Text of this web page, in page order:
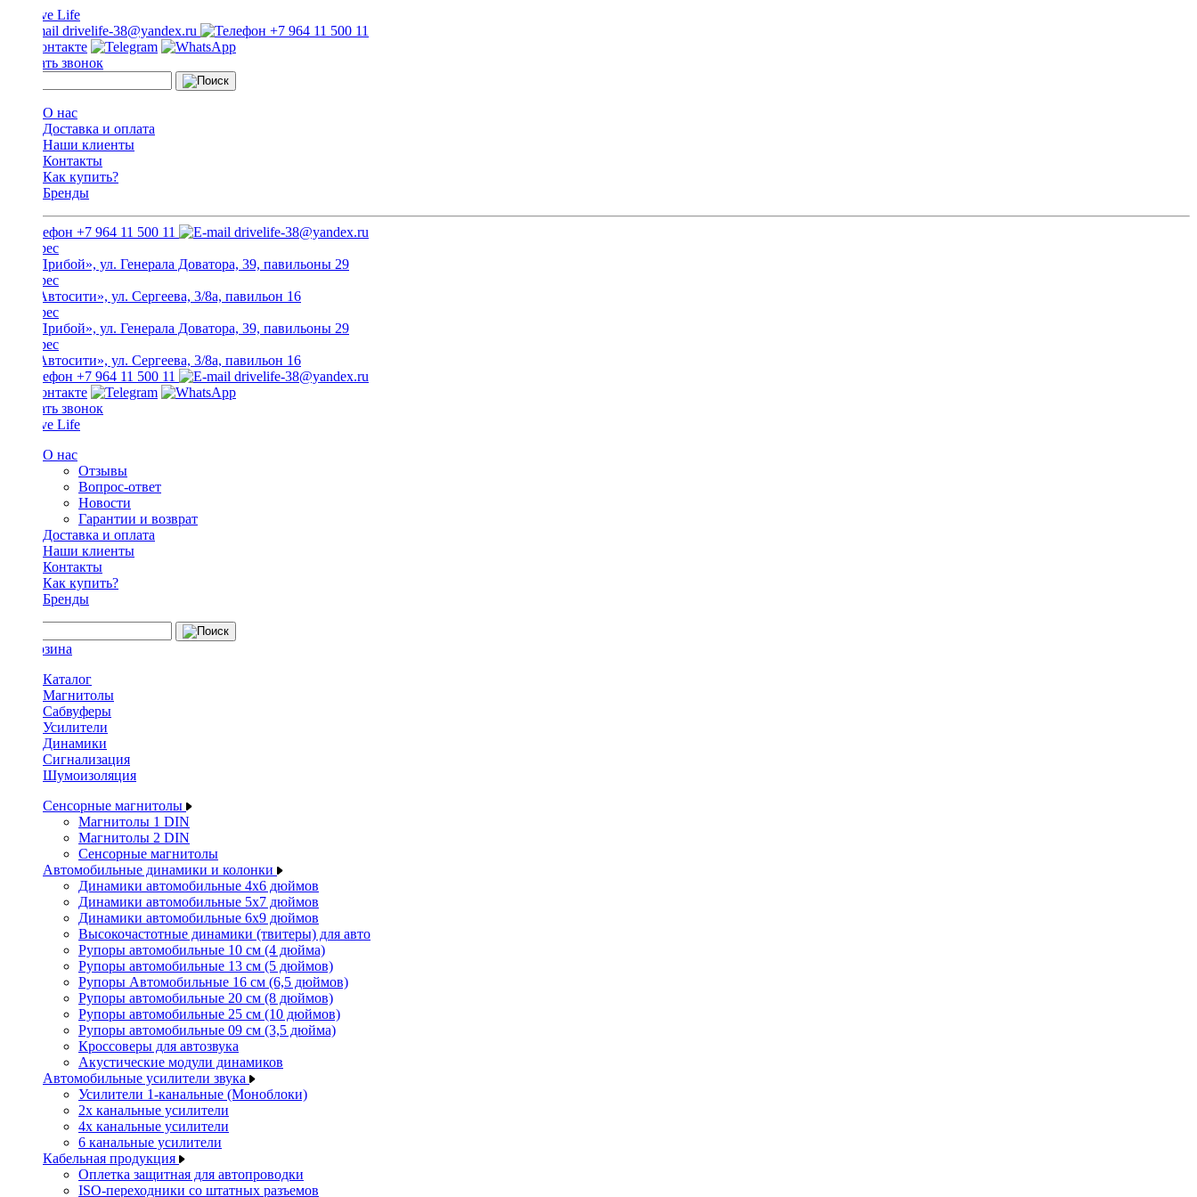
drivelife-38@yandex.ru +7 964 11 500 11
Заказать звонок
О нас
Доставка и оплата
Наши клиенты
Контакты
Как купить?
Бренды
+7 964 11 500 11 drivelife-38@yandex.ru
ТЦ «Прибой», ул. Генерала Доватора, 39, павильоны 29
ТЦ «Автосити», ул. Сергеева, 3/8а, павильон 16
ТЦ «Прибой», ул. Генерала Доватора, 39, павильоны 29
ТЦ «Автосити», ул. Сергеева, 3/8а, павильон 16
+7 964 11 500 11
drivelife-38@yandex.ru
Заказать звонок
О нас
Отзывы
Вопрос-ответ
Новости
Гарантии и возврат
Доставка и оплата
Наши клиенты
Контакты
Как купить?
Бренды
Каталог
Магнитолы
Сабвуферы
Усилители
Динамики
Сигнализация
Шумоизоляция
Сенсорные магнитолы
Магнитолы 1 DIN
Магнитолы 2 DIN
Сенсорные магнитолы
Автомобильные динамики и колонки
Динамики автомобильные 4x6 дюймов
Динамики автомобильные 5x7 дюймов
Динамики автомобильные 6x9 дюймов
Высокочастотные динамики (твитеры) для авто
Рупоры автомобильные 10 см (4 дюйма)
Рупоры автомобильные 13 см (5 дюймов)
Рупоры Автомобильные 16 см (6,5 дюймов)
Рупоры автомобильные 20 см (8 дюймов)
Рупоры автомобильные 25 см (10 дюймов)
Рупоры автомобильные 09 см (3,5 дюйма)
Кроссоверы для автозвука
Акустические модули динамиков
Автомобильные усилители звука
Усилители 1-канальные (Моноблоки)
2х канальные усилители
4х канальные усилители
6 канальные усилители
Кабельная продукция
Оплетка защитная для автопроводки
ISO-переходники со штатных разъемов